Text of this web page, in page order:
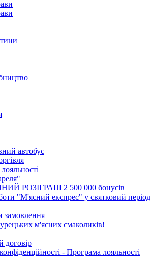
автобус
РОЗІГРАШ 2 500 000 бонусів
"М'ясний експрес" у святковий період
м'ясних смаколиків!
договір
- Програма лояльності